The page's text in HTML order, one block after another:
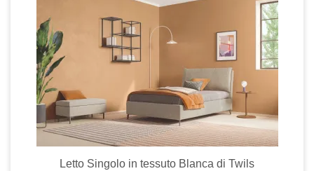
Letto Singolo in tessuto Blanca di Twils